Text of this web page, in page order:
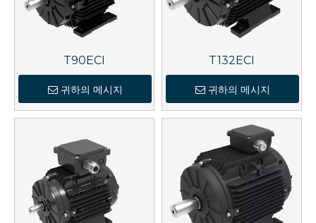
T90ECI
귀하의 메시지
T132ECI
귀하의 메시지